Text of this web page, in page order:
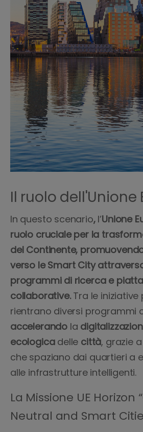
Il ruolo dell'Unione
In questo scenario, l’Unione
ruolo cruciale per la
del Continente,
verso le Smart City
programmi di ricerca e
collaborative.Tra le iniziative
rientrano diversi programmi
accelerando la
ecologicadelle città, grazie
che spaziano dai quartieri a
alle infrastrutture intelligenti.
La Missione UE Horizon
Neutral and Smart